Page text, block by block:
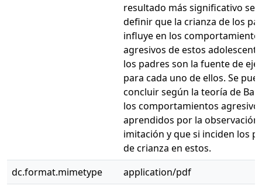
resultado más significativo se
definir que la crianza de los
influye en los
agresivos de estos
los padres son la fuente de
para cada uno de ellos. Se
concluir según la teoría de
los comportamientos
aprendidos por la observación
imitación y que si inciden los
de crianza en estos.
dc.format.mimetype
application/pdf